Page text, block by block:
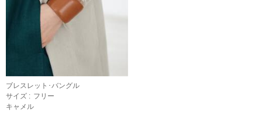
ブレスレット･バングル
サイズ : フリー
キャメル